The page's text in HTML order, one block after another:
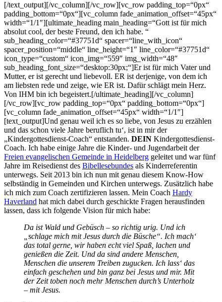
[/text_output][/vc_column][/vc_row][vc_row padding_top=“0px“
padding_bottom=“0px“][vc_column fade_animation_offset=“45px“
width=“1/1″][ultimate_heading main_heading=“Gott ist für mich
absolut cool, der beste Freund, den ich habe. “
sub_heading_color=“#37751d“ spacer=“line_with_icon“
spacer_position=“middle“ line_height=“1″ line_color=“#37751d“
icon_type=“custom“ icon_img=“559″ img_width=“48″
sub_heading_font_size=“desktop:30px;“]Er ist für mich Vater und
Mutter, er ist gerecht und liebevoll. ER ist derjenige, von dem ich
am liebsten rede und zeige, wie ER ist. Dafür schlägt mein Herz.
Von IHM bin ich begeistert.[/ultimate_heading][/vc_column]
[/vc_row][vc_row padding_top=“0px“ padding_bottom=“0px“]
[vc_column fade_animation_offset=“45px“ width=“1/1″]
[text_output]Und genau weil ich es so liebe, von Jesus zu erzählen
und das schon viele Jahre beruflich tu‘, ist in mir der
„Kindergottesdienst-Coach“ entstanden. DEIN Kindergottesdienst-
Coach. Ich habe einige Jahre die Kinder- und Jugendarbeit der
Freien evangelischen Gemeinde in Heidelberg geleitet und war fünf
Jahre im Reisedienst des Bibellesebundes als Kinderreferentin
unterwegs. Seit 2013 bin ich nun mit genau diesem Know-How
selbständig in Gemeinden und Kirchen unterwegs. Zusätzlich habe
ich mich zum Coach zertifizieren lassen. Mein Coach Hardy
Haverland hat mich dabei durch geschickte Fragen herausfinden
lassen, dass ich folgende Vision für mich habe:
Da ist Wald und Gebüsch – so richtig urig. Und ich
„schlage mich mit Jesus durch die Büsche“. Ich mach‘
das total gerne, wir haben echt viel Spaß, lachen und
genießen die Zeit. Und da sind andere Menschen,
Menschen die unserem Treiben zugucken. Ich lass‘ das
einfach geschehen und bin ganz bei Jesus und mir. Mit
der Zeit toben noch mehr Menschen durch’s Unterholz
– mit Jesus.